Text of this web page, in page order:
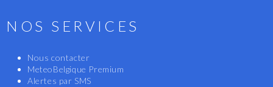
NOS SERVICES
Nous contacter
MeteoBelgique Premium
Alertes par SMS